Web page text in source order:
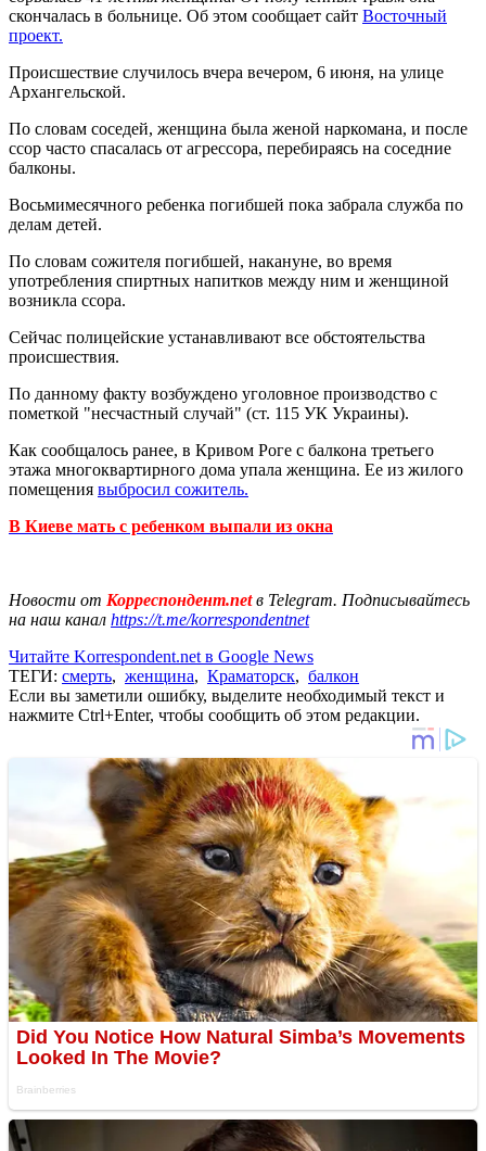
скончалась в больнице. Об этом сообщает сайт Восточный
проект.
Происшествие случилось вчера вечером, 6 июня, на улице
Архангельской.
По словам соседей, женщина была женой наркомана, и после
ссор часто спасалась от агрессора, перебираясь на соседние
балконы.
Восьмимесячного ребенка погибшей пока забрала служба по
делам детей.
По словам сожителя погибшей, накануне, во время
употребления спиртных напитков между ним и женщиной
возникла ссора.
Сейчас полицейские устанавливают все обстоятельства
происшествия.
По данному факту возбуждено уголовное производство с
пометкой "несчастный случай" (ст. 115 УК Украины).
Как сообщалось ранее, в Кривом Роге с балкона третьего
этажа многоквартирного дома упала женщина. Ее из жилого
помещения выбросил сожитель.
В Киеве мать с ребенком выпали из окна
Новости от Корреспондент.netв Telegram. Подписывайтесь
на наш канал https://t.me/korrespondentnet
Читайте Korrespondent.net в Google News
ТЕГИ: смерть, женщина, Краматорск, балкон
Если вы заметили ошибку, выделите необходимый текст и
нажмите Ctrl+Enter, чтобы сообщить об этом редакции.